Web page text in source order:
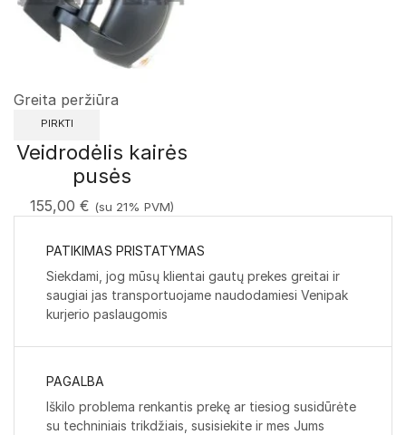
Greita peržiūra
PIRKTI
Veidrodėlis kairės
pusės
155,00 € (su 21% PVM)
PATIKIMAS PRISTATYMAS
Siekdami, jog mūsų klientai gautų prekes greitai ir
saugiai jas transportuojame naudodamiesi Venipak
kurjerio paslaugomis
PAGALBA
Iškilo problema renkantis prekę ar tiesiog susidūrėte
su techniniais trikdžiais, susisiekite ir mes Jums